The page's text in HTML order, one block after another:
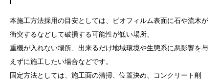
本施工方法採用の目安としては、ビオフィルム表面に石や流木が
衝突するなどして破損する可能性が低い場所、
重機が入れない場所、出来るだけ地域環境や生態系に悪影響を与
えずに施工したい場合などです。
固定方法としては、施工面の清掃、位置決め、コンクリート削